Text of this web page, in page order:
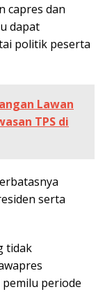
capres dan
dapat
politik peserta
Lawan
TPS di
serta
tidak
periode